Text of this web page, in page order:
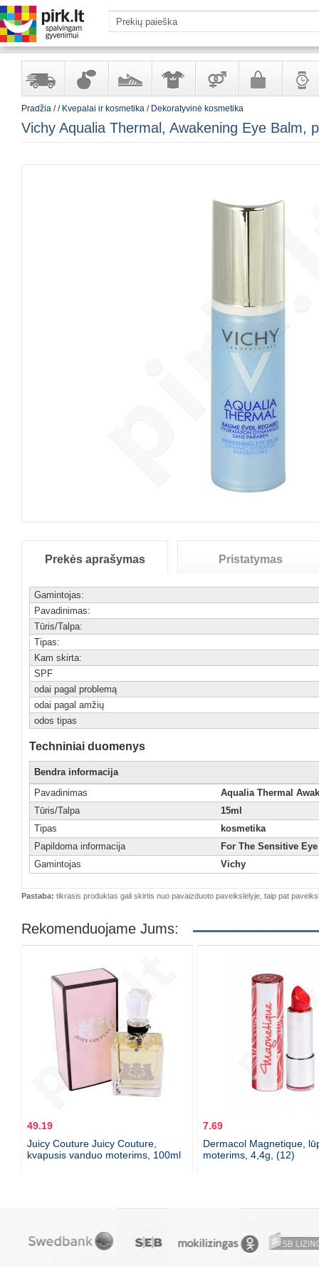
sandėlyje
ir
kosmetika
ir
aksesuarai
suaugusiems
ir
Pradžia // Kvepalai ir kosmetika / Dekoratyvinė kosmetika
Vichy Aqualia Thermal, Awakening Eye Balm,
Prekės aprašymas Pristatymas
Gamintojas:
Pavadinimas:
Tūris/Talpa:
Tipas:
Kam skirta:
SPF
odai pagal problemą
odai pagal amžių
odos tipas
Techniniai duomenys
Bendra informacija
Pavadinimas
Aqualia Thermal
Tūris/Talpa
15ml
Tipas
kosmetika
Papildoma informacija
For The Sensitive
Gamintojas
Vichy
Pastaba: tikrasis produktas gali skirtis nuo pavaizduoto paveikslėlyje, taip pat
Rekomenduojame Jums:
49.19
Juicy Couture Juicy Couture,
kvapusis vanduo moterims, 100ml
7.69
Dermacol Magnetique,
moterims, 4,4g, (12)